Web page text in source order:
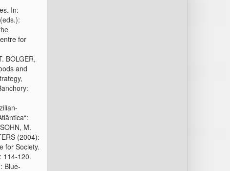
In:
for
BOLGER,
and
M.
(2004):
for Society.
114-120.
Blue-